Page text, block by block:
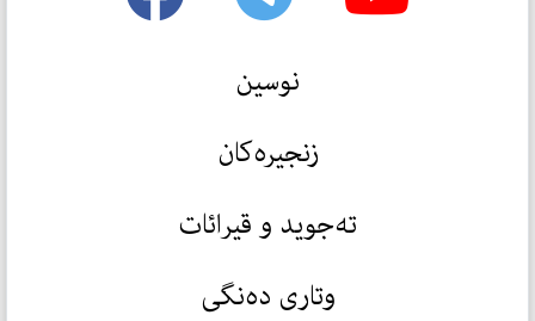
نوسین
زنجیرەکان
تەجوید و قیرائات
وتاری دەنگی